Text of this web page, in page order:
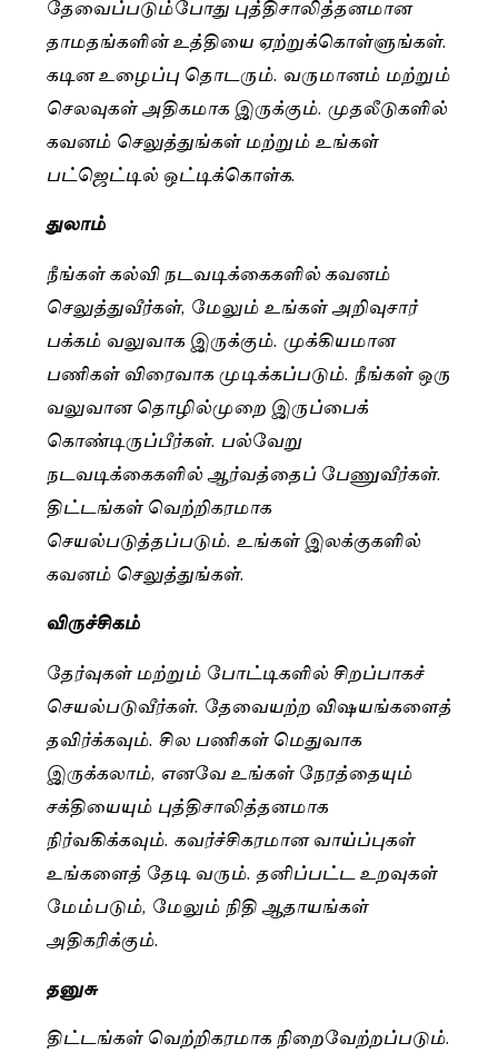
தேவைப்படும்போது புத்திசாலித்தனமான
தாமதங்களின் உத்தியை ஏற்றுக்கொள்ளுங்கள்.
கடின உழைப்பு தொடரும். வருமானம் மற்றும்
செலவுகள் அதிகமாக இருக்கும். முதலீடுகளில்
கவனம் செலுத்துங்கள் மற்றும் உங்கள்
பட்ஜெட்டில் ஒட்டிக்கொள்க.
துலாம்
நீங்கள் கல்வி நடவடிக்கைகளில் கவனம்
செலுத்துவீர்கள், மேலும் உங்கள் அறிவுசார்
பக்கம் வலுவாக இருக்கும். முக்கியமான
பணிகள் விரைவாக முடிக்கப்படும். நீங்கள் ஒரு
வலுவான தொழில்முறை இருப்பைக்
கொண்டிருப்பீர்கள். பல்வேறு
நடவடிக்கைகளில் ஆர்வத்தைப் பேணுவீர்கள்.
திட்டங்கள் வெற்றிகரமாக
செயல்படுத்தப்படும். உங்கள் இலக்குகளில்
கவனம் செலுத்துங்கள்.
விருச்சிகம்
தேர்வுகள் மற்றும் போட்டிகளில் சிறப்பாகச்
செயல்படுவீர்கள். தேவையற்ற விஷயங்களைத்
தவிர்க்கவும். சில பணிகள் மெதுவாக
இருக்கலாம், எனவே உங்கள் நேரத்தையும்
சக்தியையும் புத்திசாலித்தனமாக
நிர்வகிக்கவும். கவர்ச்சிகரமான வாய்ப்புகள்
உங்களைத் தேடி வரும். தனிப்பட்ட உறவுகள்
மேம்படும், மேலும் நிதி ஆதாயங்கள்
அதிகரிக்கும்.
தனுசு
திட்டங்கள் வெற்றிகரமாக நிறைவேற்றப்படும்.